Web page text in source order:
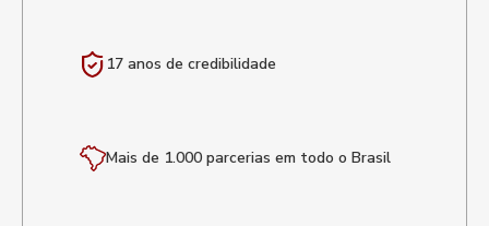
17 anos de credibilidade
Mais de 1.000 parcerias em todo o Brasil